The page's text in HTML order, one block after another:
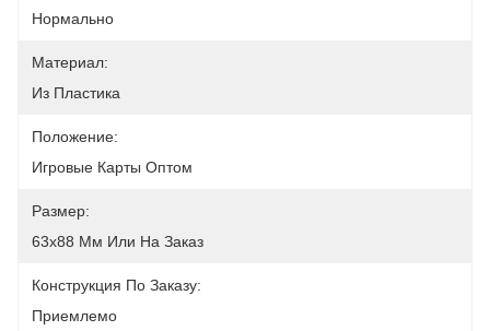
Нормально
Материал:
Из Пластика
Положение:
Игровые Карты Оптом
Размер:
63x88 Мм Или На Заказ
Конструкция По Заказу:
Приемлемо